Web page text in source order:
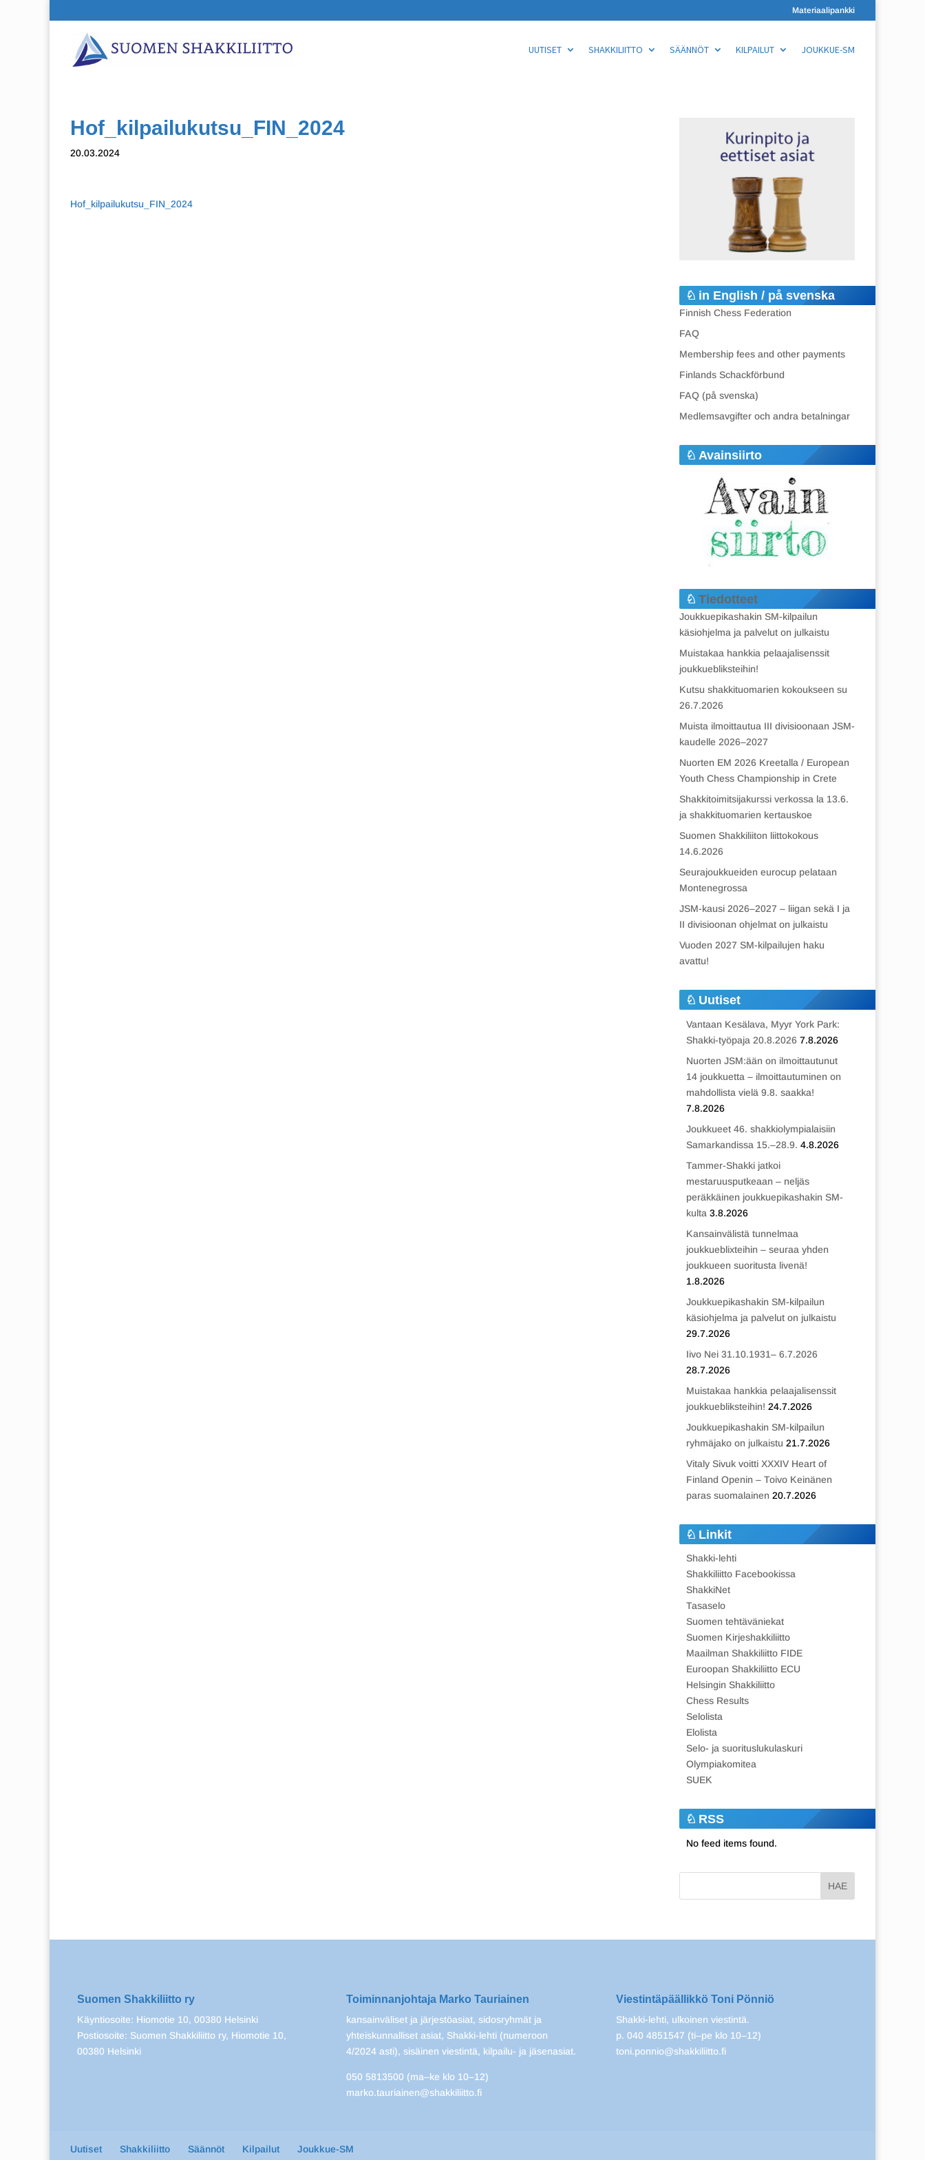
Materiaalipankki
UUTISET SHAKKILIITTO SÄÄNNÖT KILPAILUT JOUKKUE-SM
Hof_kilpailukutsu_FIN_2024
20.03.2024
Hof_kilpailukutsu_FIN_2024
in English / på svenska
Finnish Chess Federation
FAQ
Membership fees and other payments
Finlands Schackförbund
FAQ (på svenska)
Medlemsavgifter och andra betalningar
Avainsiirto
Tiedotteet
Joukkuepikashakin SM-kilpailun
käsiohjelma ja palvelut on julkaistu
Muistakaa hankkia pelaajalisenssit
joukkuebliksteihin!
Kutsu shakkituomarien kokoukseen su
26.7.2026
Muista ilmoittautua III divisioonaan JSM-
kaudelle 2026–2027
Nuorten EM 2026 Kreetalla / European
Youth Chess Championship in Crete
Shakkitoimitsijakurssi verkossa la 13.6.
ja shakkituomarien kertauskoe
Suomen Shakkiliiton liittokokous
14.6.2026
Seurajoukkueiden eurocup pelataan
Montenegrossa
JSM-kausi 2026–2027 – liigan sekä I ja
II divisioonan ohjelmat on julkaistu
Vuoden 2027 SM-kilpailujen haku
avattu!
Uutiset
Vantaan Kesälava, Myyr York Park:
Shakki-työpaja 20.8.2026 7.8.2026
Nuorten JSM:ään on ilmoittautunut
14 joukkuetta – ilmoittautuminen on
mahdollista vielä 9.8. saakka!
7.8.2026
Joukkueet 46. shakkiolympialaisiin
Samarkandissa 15.–28.9. 4.8.2026
Tammer-Shakki jatkoi
mestaruusputkeaan – neljäs
peräkkäinen joukkuepikashakin SM-
kulta 3.8.2026
Kansainvälistä tunnelmaa
joukkueblixteihin – seuraa yhden
joukkueen suoritusta livenä!
1.8.2026
Joukkuepikashakin SM-kilpailun
käsiohjelma ja palvelut on julkaistu
29.7.2026
Iivo Nei 31.10.1931– 6.7.2026
28.7.2026
Muistakaa hankkia pelaajalisenssit
joukkuebliksteihin! 24.7.2026
Joukkuepikashakin SM-kilpailun
ryhmäjako on julkaistu 21.7.2026
Vitaly Sivuk voitti XXXIV Heart of
Finland Openin – Toivo Keinänen
paras suomalainen 20.7.2026
Linkit
Shakki-lehti
Shakkiliitto Facebookissa
ShakkiNet
Tasaselo
Suomen tehtäväniekat
Suomen Kirjeshakkiliitto
Maailman Shakkiliitto FIDE
Euroopan Shakkiliitto ECU
Helsingin Shakkiliitto
Chess Results
Selolista
Elolista
Selo- ja suorituslukulaskuri
Olympiakomitea
SUEK
RSS
No feed items found.
Suomen Shakkiliitto ry
Käyntiosoite: Hiomotie 10, 00380 Helsinki
Postiosoite: Suomen Shakkiliitto ry, Hiomotie 10,
00380 Helsinki
Toiminnanjohtaja Marko Tauriainen
kansainväliset ja järjestöasiat, sidosryhmät ja
yhteiskunnalliset asiat, Shakki-lehti (numeroon
4/2024 asti), sisäinen viestintä, kilpailu- ja jäsenasiat.
050 5813500 (ma–ke klo 10–12)
marko.tauriainen@shakkiliitto.fi
Viestintäpäällikkö Toni Pönniö
Shakki-lehti, ulkoinen viestintä.
p. 040 4851547 (ti–pe klo 10–12)
toni.ponnio@shakkiliitto.fi
Uutiset Shakkiliitto Säännöt Kilpailut Joukkue-SM